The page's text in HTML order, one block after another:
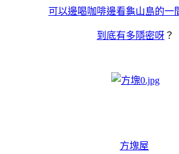
可以邊喝咖啡邊看龜山島的一
到底有多隱密呀 ？
方塊屋